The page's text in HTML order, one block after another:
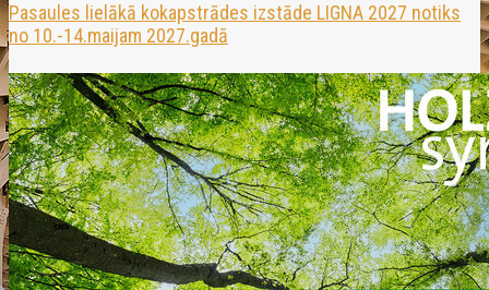
Pasaules lielākā kokapstrādes izstāde LIGNA 2027 notiks
no 10.-14.maijam 2027.gadā